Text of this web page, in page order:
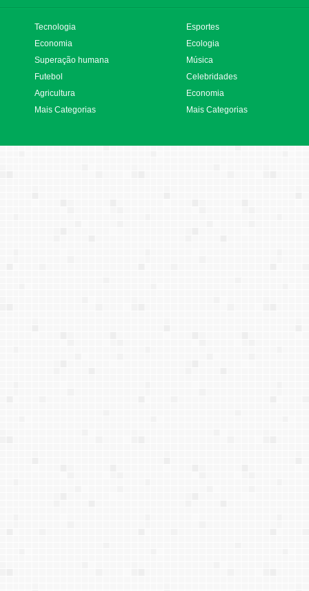
Tecnologia
Economia
Superação humana
Futebol
Agricultura
Mais Categorias
Esportes
Ecologia
Música
Celebridades
Economia
Mais Categorias